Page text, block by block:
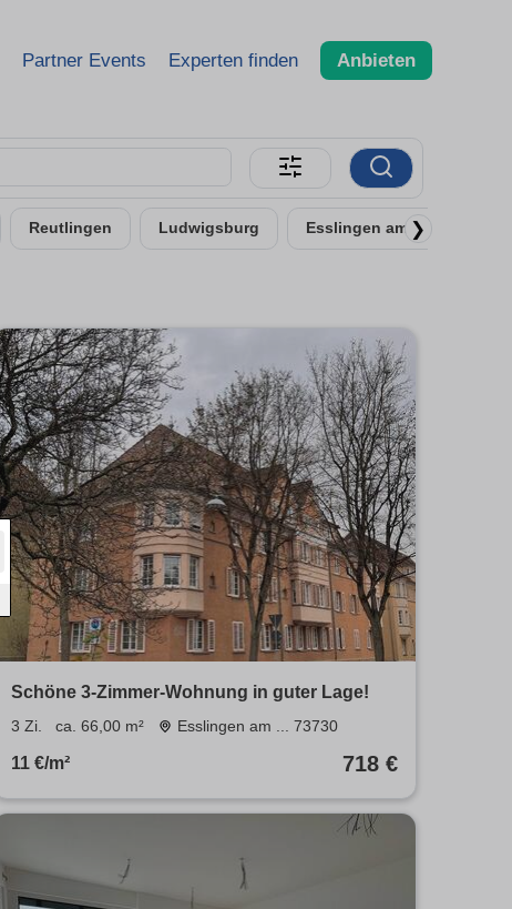
Partner Events Experten finden Anbieten
Reutlingen Ludwigsburg Esslingen am Neckar -
❯
Schöne 3-Zimmer-Wohnung in guter Lage!
3 Zi. ca. 66,00 m² Esslingen am ... 73730
11 €/m² 718 €